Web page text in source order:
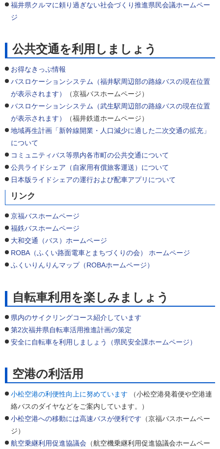
福井県クルマに頼り過ぎない社会づくり推進県民会議ホームペー
ジ
公共交通を利用しましょう
お得なきっぷ情報
バスロケーションシステム（福井駅周辺部の路線バスの現在位置
が表示されます）
（京福バスホームページ）
バスロケーションシステム（武生駅周辺部の路線バスの現在位置
が表示されます）
（福井鉄道ホームページ）
地域再生計画「新幹線開業・人口減少に適した二次交通の拡充」
について
コミュニティバス等県内各市町の公共交通について
公共ライドシェア（自家用有償旅客運送）について
日本版ライドシェアの運行および配車アプリについて
リンク
京福バスホームページ
福鉄バスホームページ
大和交通（バス）ホームページ
ROBA（ふくい路面電車とまちづくりの会） ホームページ
ふくいりんりんマップ（ROBAホームページ）
自転車利用を楽しみましょう
県内のサイクリングコース紹介しています
第2次福井県自転車活用推進計画の策定
安全に自転車を利用しましょう（県民安全課ホームページ）
空港の利活用
小松空港の利便性向上に努めています （小松空港発着便や空港連
絡バスのダイヤなどをご案内しています。）
小松空港への移動には高速バスが便利です （京福バスホームペー
ジ）
航空乗継利用促進協議会 （航空機乗継利用促進協議会ホームペー